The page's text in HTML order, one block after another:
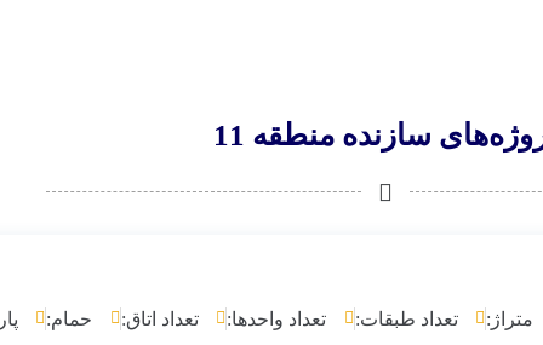
سازنده منطقه 11
متراژ: تعداد طبقات: تعداد واحدها: تعداد اتاق: حمام: